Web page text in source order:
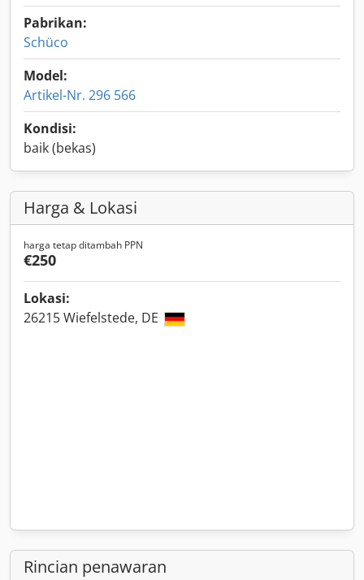
Pabrikan:
Schüco
Model:
Artikel-Nr. 296 566
Kondisi:
baik (bekas)
Harga & Lokasi
harga tetap ditambah PPN
€250
Lokasi:
26215 Wiefelstede, DE
Rincian penawaran